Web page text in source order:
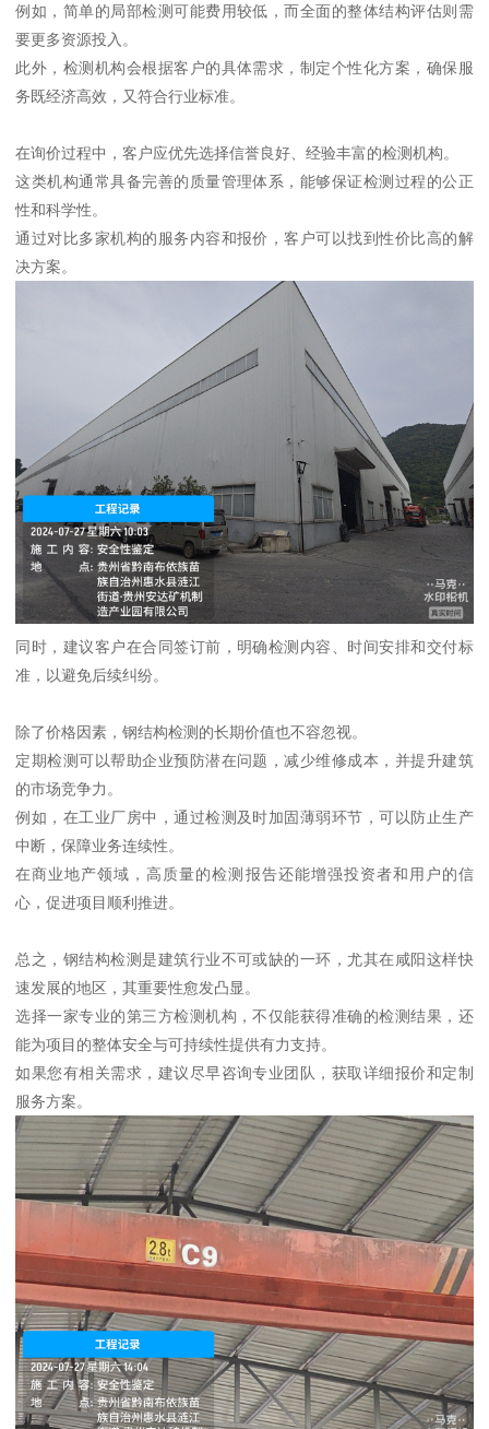
例如，简单的局部检测可能费用较低，而全面的整体结构评估则需
要更多资源投入。
此外，检测机构会根据客户的具体需求，制定个性化方案，确保服
务既经济高效，又符合行业标准。
在询价过程中，客户应优先选择信誉良好、经验丰富的检测机构。
这类机构通常具备完善的质量管理体系，能够保证检测过程的公正
性和科学性。
通过对比多家机构的服务内容和报价，客户可以找到性价比高的解
决方案。
同时，建议客户在合同签订前，明确检测内容、时间安排和交付标
准，以避免后续纠纷。
除了价格因素，钢结构检测的长期价值也不容忽视。
定期检测可以帮助企业预防潜在问题，减少维修成本，并提升建筑
的市场竞争力。
例如，在工业厂房中，通过检测及时加固薄弱环节，可以防止生产
中断，保障业务连续性。
在商业地产领域，高质量的检测报告还能增强投资者和用户的信
心，促进项目顺利推进。
总之，钢结构检测是建筑行业不可或缺的一环，尤其在咸阳这样快
速发展的地区，其重要性愈发凸显。
选择一家专业的第三方检测机构，不仅能获得准确的检测结果，还
能为项目的整体安全与可持续性提供有力支持。
如果您有相关需求，建议尽早咨询专业团队，获取详细报价和定制
服务方案。